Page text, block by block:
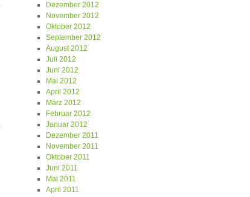
Dezember 2012
November 2012
Oktober 2012
September 2012
August 2012
Juli 2012
Juni 2012
Mai 2012
April 2012
März 2012
Februar 2012
Januar 2012
Dezember 2011
November 2011
Oktober 2011
Juni 2011
Mai 2011
April 2011